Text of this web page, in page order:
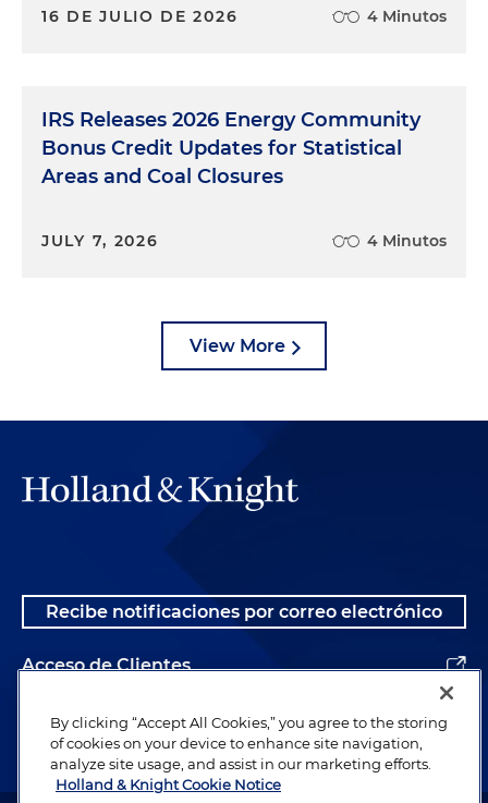
16 DE JULIO DE 2026 4 Minutos
IRS Releases 2026 Energy Community
Bonus Credit Updates for Statistical
Areas and Coal Closures
JULY 7, 2026 4 Minutos
View More
Recibe notificaciones por correo electrónico
Acceso de Clientes
Alumnos
By clicking “Accept All Cookies,” you agree to the storing
of cookies on your device to enhance site navigation,
analyze site usage, and assist in our marketing efforts.
Holland & Knight Cookie Notice